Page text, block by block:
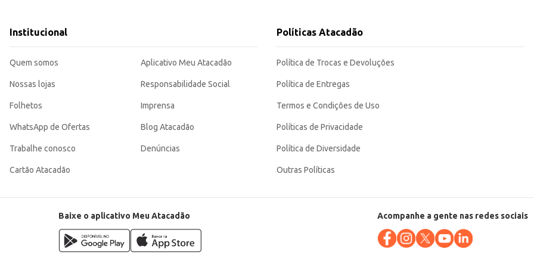
Institucional
Quem somos
Nossas lojas
Folhetos
WhatsApp de Ofertas
Trabalhe conosco
Cartão Atacadão
Aplicativo Meu Atacadão
Responsabilidade Social
Imprensa
Blog Atacadão
Denúncias
Políticas Atacadão
Política de Trocas e Devoluções
Política de Entregas
Termos e Condições de Uso
Políticas de Privacidade
Política de Diversidade
Outras Políticas
Baixe o aplicativo Meu Atacadão Acompanhe a gente nas redes sociais